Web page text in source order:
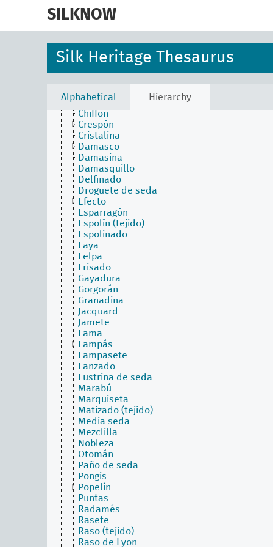
SILKNOW
Silk Heritage Thesaurus
Alphabetical Hierarchy
Calquier
Canutillo (tejido)
Capichola
Ceñidor
Chaúl
Chiffon
Crespón
Cristalina
Damasco
Damasina
Damasquillo
Delfinado
Droguete de seda
Efecto
Esparragón
Espolín (tejido)
Espolinado
Faya
Felpa
Frisado
Gayadura
Gorgorán
Granadina
Jacquard
Jamete
Lama
Lampás
Lampasete
Lanzado
Lustrina de seda
Marabú
Marquiseta
Matizado (tejido)
Media seda
Mezclilla
Nobleza
Otomán
Paño de seda
Pongis
Popelín
Puntas
Radamés
Rasete
Raso (tejido)
Raso de Lyon